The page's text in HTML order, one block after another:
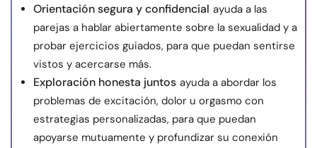
Orientación segura y confidencial ayuda a las
parejas a hablar abiertamente sobre la sexualidad y a
probar ejercicios guiados, para que puedan sentirse
vistos y acercarse más.
Exploración honesta juntos ayuda a abordar los
problemas de excitación, dolor u orgasmo con
estrategias personalizadas, para que puedan
apoyarse mutuamente y profundizar su conexión